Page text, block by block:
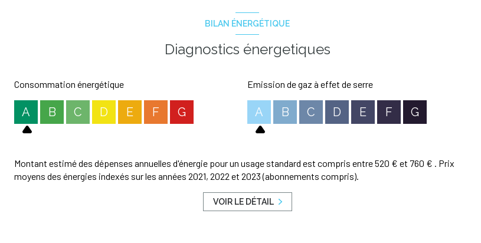
Les informations sur les risques auxquels ce bien est exposé sont disponibles sur le site
BILAN ÉNERGÉTIQUE
Diagnostics énergetiques
Consommation énergétique
A B C D E F G
Emission de gaz à effet de serre
A B C D E F G
Montant estimé des dépenses annuelles d'énergie pour un usage standard est compris entre 520 € et 760 € . Prix
moyens des énergies indexés sur les années 2021, 2022 et 2023 (abonnements compris).
VOIR LE DÉTAIL